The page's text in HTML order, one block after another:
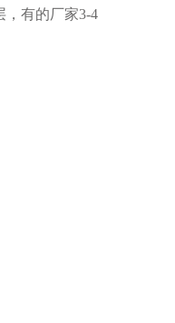
，有的厂家3-4